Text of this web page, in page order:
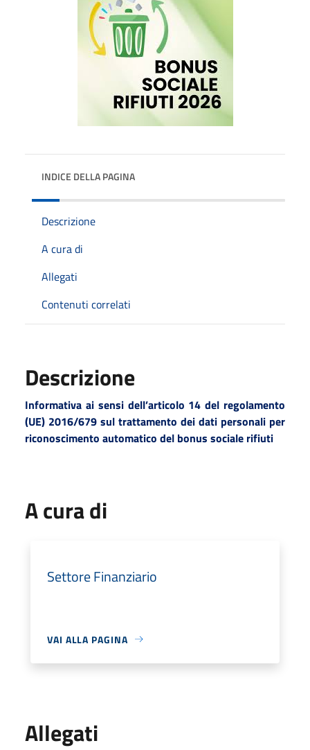
INDICE DELLA PAGINA
Descrizione
A cura di
Allegati
Contenuti correlati
Descrizione
Informativa ai sensi dell’articolo 14 del regolamento
(UE) 2016/679 sul trattamento dei dati personali per
riconoscimento automatico del bonus sociale rifiuti
A cura di
Settore Finanziario
VAI ALLA PAGINA
Allegati